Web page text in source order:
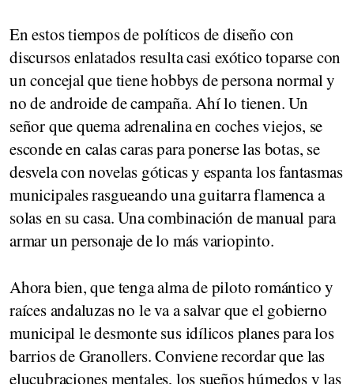
En estos tiempos de políticos de diseño con
discursos enlatados resulta casi exótico toparse con
un concejal que tiene hobbys de persona normal y
no de androide de campaña. Ahí lo tienen. Un
señor que quema adrenalina en coches viejos, se
esconde en calas caras para ponerse las botas, se
desvela con novelas góticas y espanta los fantasmas
municipales rasgueando una guitarra flamenca a
solas en su casa. Una combinación de manual para
armar un personaje de lo más variopinto.
Ahora bien, que tenga alma de piloto romántico y
raíces andaluzas no le va a salvar que el gobierno
municipal le desmonte sus idílicos planes para los
barrios de Granollers. Conviene recordar que las
elucubraciones mentales, los sueños húmedos y las